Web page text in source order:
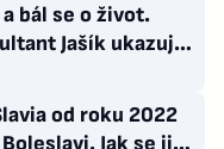
bál se o život.
Jašík ukazuje,
existuje
od roku 2022
Jak se jim